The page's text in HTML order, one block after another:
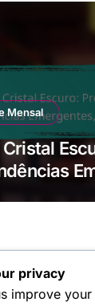
Mensal
privacy
improve